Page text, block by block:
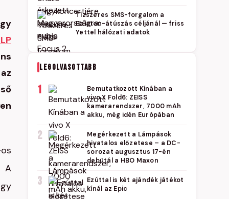
A
Tízszeres SMS-forgalom a
Balaton-átúszás céljánál — friss
Yettel hálózati adatok
LEGOLVASOTTABB
1
Bemutatkozott Kínában a
vivo X Fold6: ZEISS
kamerarendszer, 7000 mAh
akku, még idén Európában
2
Megérkezett a Lámpások
hivatalos előzetese – a DC-
sorozat augusztus 17-én
debütál a HBO Maxon
3
Ezúttal is két ajándék játékot
kínál az Epic